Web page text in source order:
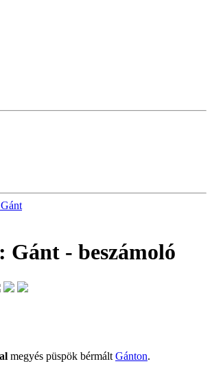
Gánt - beszámoló
megyés püspök bérmált Gánton.